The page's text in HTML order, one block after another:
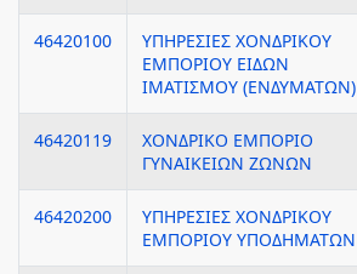
46420100
ΥΠΗΡΕΣΙΕΣ ΧΟΝΔΡΙΚΟΥ
ΕΜΠΟΡΙΟΥ ΕΙΔΩΝ
ΙΜΑΤΙΣΜΟΥ (ΕΝΔΥΜΑΤΩΝ)
46420119
ΧΟΝΔΡΙΚΟ ΕΜΠΟΡΙΟ
ΓΥΝΑΙΚΕΙΩΝ ΖΩΝΩΝ
46420200
ΥΠΗΡΕΣΙΕΣ ΧΟΝΔΡΙΚΟΥ
ΕΜΠΟΡΙΟΥ ΥΠΟΔΗΜΑΤΩΝ